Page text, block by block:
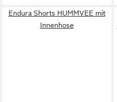
Endura Shorts HUMMVEE mit
Innenhose